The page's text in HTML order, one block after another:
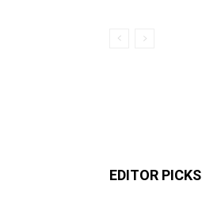
EDITOR PICKS